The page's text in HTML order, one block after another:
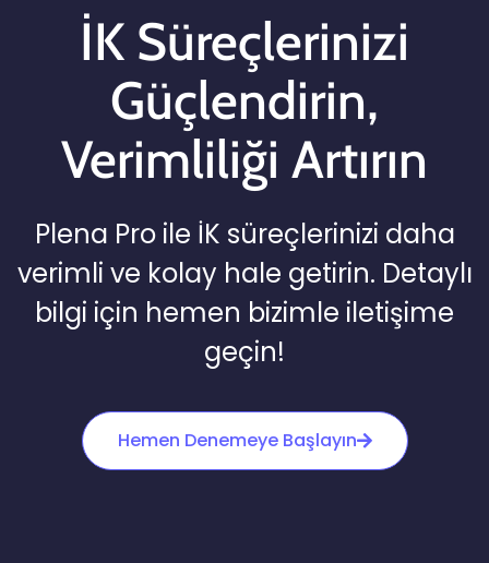
İK Süreçlerinizi
Güçlendirin,
Verimliliği Artırın
Plena Pro ile İK süreçlerinizi daha
verimli ve kolay hale getirin. Detaylı
bilgi için hemen bizimle iletişime
geçin!
Hemen Denemeye Başlayın